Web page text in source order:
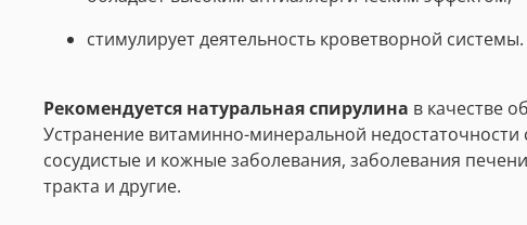
стимулирует деятельность кроветворной системы.
Рекомендуется натуральная спирулина в качестве
Устранение витаминно-минеральной недостаточности
сосудистые и кожные заболевания, заболевания
тракта и другие.